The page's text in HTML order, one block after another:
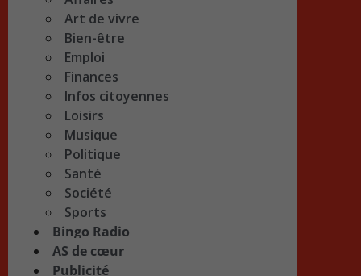
Art de vivre
Bien-être
Emploi
Finances
Infos citoyennes
Loisirs
Musique
Politique
Santé
Société
Sports
Bingo Radio
AS de cœur
Publicité